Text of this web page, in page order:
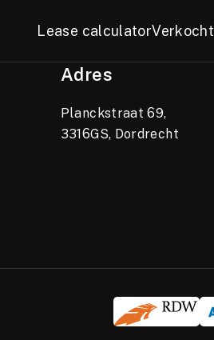
Lease calculatorVerkocht
Adres
Planckstraat 69,
3316GS, Dordrecht